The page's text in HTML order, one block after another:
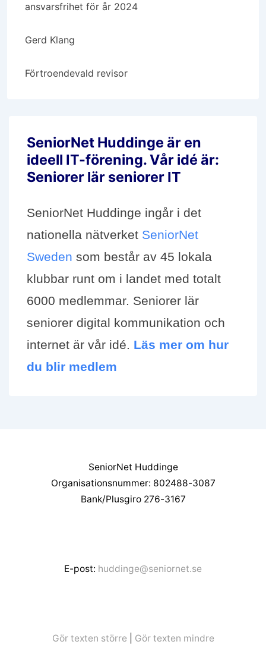
ansvarsfrihet för år 2024
Gerd Klang
Förtroendevald revisor
SeniorNet Huddinge är en
ideell IT-förening. Vår idé är:
Seniorer lär seniorer IT
SeniorNet Huddinge ingår i det
nationella nätverket SeniorNet
Sweden som består av 45 lokala
klubbar runt om i landet med totalt
6000 medlemmar. Seniorer lär
seniorer digital kommunikation och
internet är vår idé. Läs mer om hur
du blir medlem
SeniorNet Huddinge
Organisationsnummer: 802488-3087
Bank/Plusgiro 276-3167
E-post: huddinge@seniornet.se
Gör texten större| Gör texten mindre